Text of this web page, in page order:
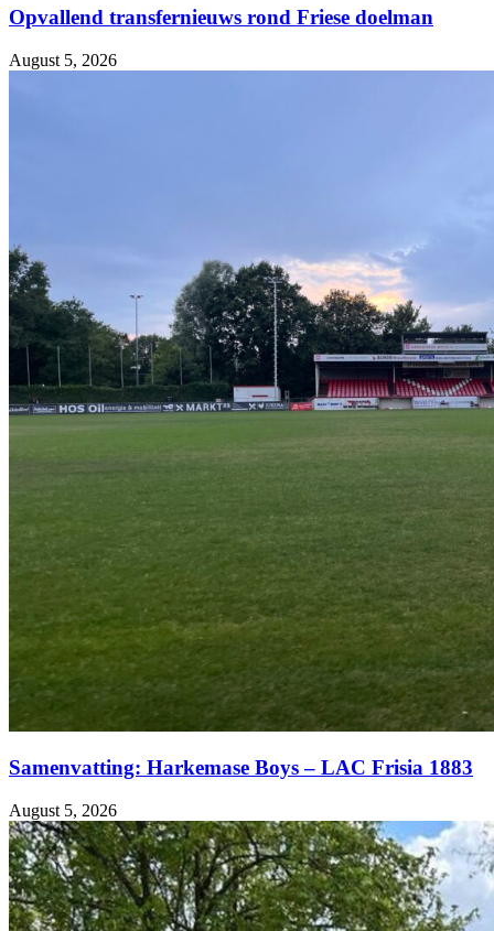
Opvallend transfernieuws rond Friese doelman
August 5, 2026
Samenvatting: Harkemase Boys – LAC Frisia 1883
August 5, 2026